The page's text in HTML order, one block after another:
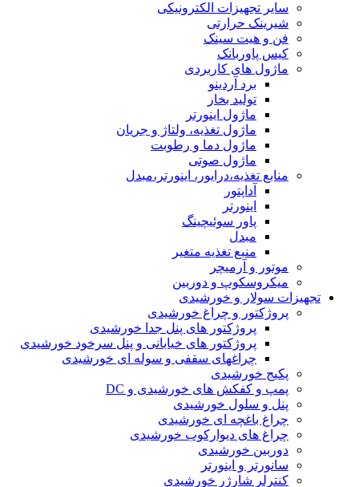
سایر تجهیزات الکترونیکی
شیرینک حرارتی
فن و هیت سینک
کیس پاوربانک
ماژول های کاربردی
برد آردینو
تولید بخار
ماژول اینورتر
ماژول تغذیه، ولتاژ و جریان
ماژول دما و رطوبت
ماژول صوتی
منابع تغذیه،درایور، اینورتر،مبدل
آداپتور
اینورتر
پاور سوئیچینگ
مبدل
منبع تغذیه متغیر
موتور و آرمیچر
میکروسکوپ و دوربین
تجهیزات سولار و خورشیدی
پروژکتور و چراغ خورشیدی
پروژکتور های پنل جدا خورشیدی
پروژکتور های خیابانی و پنل سرخود خورشیدی
چراغهای سقفی و سوله ای خورشیدی
پکیج خورشیدی
پمپ و کفکش های خورشیدی و DC
پنل و سلول خورشیدی
چراغ باغچه ای خورشیدی
چراغ های دیوارکوب خورشیدی
دوربین خورشیدی
سانورتر و اینورتر
کنترلر شارژر خورشیدی